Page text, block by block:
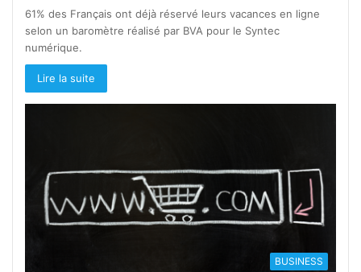
61% des Français ont déjà réservé leurs vacances en ligne
selon un baromètre réalisé par BVA pour le Syntec
numérique.
Lire la suite
BUSINESS